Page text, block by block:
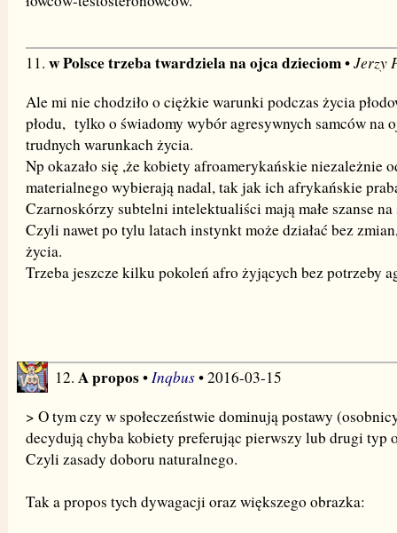
11. w Polsce trzeba twardziela na ojca dzieciom•Jerzy
Ale mi nie chodziło o ciężkie warunki podczas życia
płodu, tylko o świadomy wybór agresywnych samców na
trudnych warunkach życia.
Np okazało się ,że kobiety afroamerykańskie niezależnie
materialnego wybierają nadal, tak jak ich afrykańskie
Czarnoskórzy subtelni intelektualiści mają małe szanse
Czyli nawet po tylu latach instynkt może działać bez
życia.
Trzeba jeszcze kilku pokoleń afro żyjących bez potrzeby
12. A propos•Inqbus• 2016-03-15
> O tym czy w społeczeństwie dominują postawy
decydują chyba kobiety preferując pierwszy lub drugi typ
Czyli zasady doboru naturalnego.
Tak a propos tych dywagacji oraz większego obrazka: